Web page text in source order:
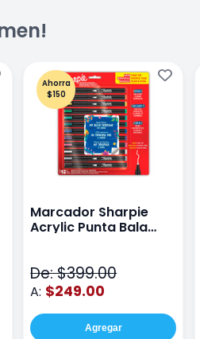
Ahorra
$150
Marcador Sharpie
Acrylic Punta Bala
De: $399.00
A: $249.00
Agregar